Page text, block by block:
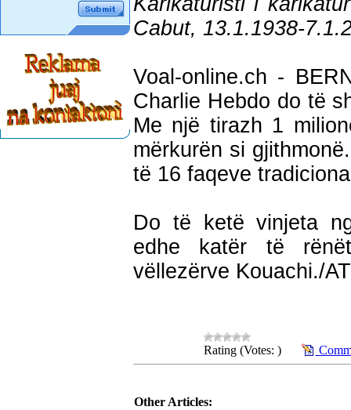
Cabut, 13.1.1938-
Voal-online.ch -
Charlie Hebdo do të
Me një tirazh 1
mërkurën si
të 16 faqeve
Do të ketë vinjeta
edhe katër të
vëllezërve Kouachi./
Rating (Votes: )
Other Articles: